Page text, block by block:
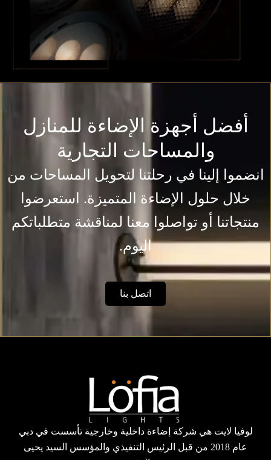
أفضل أجهزة الإضاءة للمنازل
والمساحات التجارية
انضموا إلينا في رحلتنا لتحويل المساحات من
خلال حلول الإضاءة المتميزة. استعرضوا
منتجاتنا أو تواصلوا معنا لمناقشة متطلباتكم
اليوم.
اتصل بنا
لوفيا لايت هي شركة إضاءة داخلية وخارجية تأسست في دبي
عام 2018 من قبل الرئيس التنفيذي والمؤسس السيد يحيى